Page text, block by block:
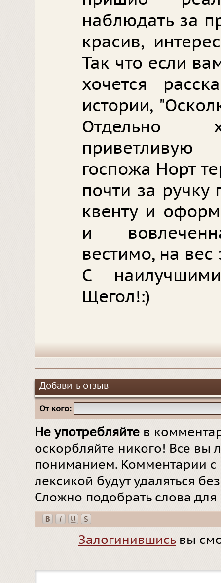
наблюдать за
красив,
Так что если
хочется
истории,
Отдельно
госпожа Норт
почти за ручку
квенту и
и
вестимо, на вес
С
Щегол!:)
Добавить отзыв
От кого:
Не употребляйте в
оскорбляйте никого! Все вы
пониманием. Комментарии
лексикой будут удаляться
Сложно подобрать слова
Залогинившисьвы